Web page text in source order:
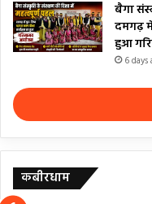
बैगा
दमगढ़ में
हुआ
6 days
कबीरधाम